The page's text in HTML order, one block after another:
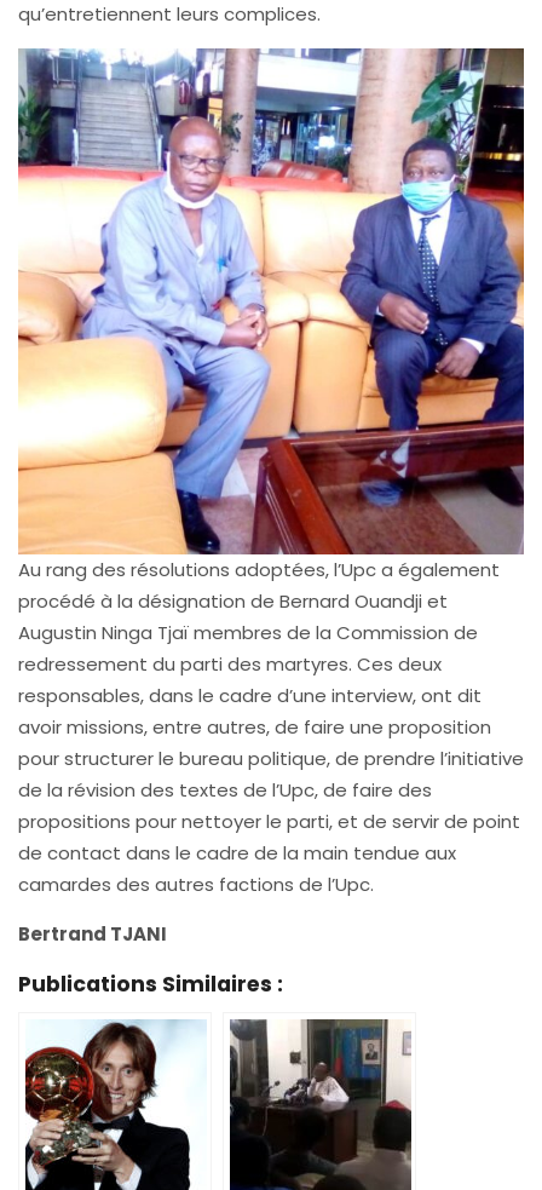
qu’entretiennent leurs complices.
Au rang des résolutions adoptées, l’Upc a également
procédé à la désignation de Bernard Ouandji et
Augustin Ninga Tjaï membres de la Commission de
redressement du parti des martyres. Ces deux
responsables, dans le cadre d’une interview, ont dit
avoir missions, entre autres, de faire une proposition
pour structurer le bureau politique, de prendre l’initiative
de la révision des textes de l’Upc, de faire des
propositions pour nettoyer le parti, et de servir de point
de contact dans le cadre de la main tendue aux
camardes des autres factions de l’Upc.
Bertrand TJANI
Publications Similaires :